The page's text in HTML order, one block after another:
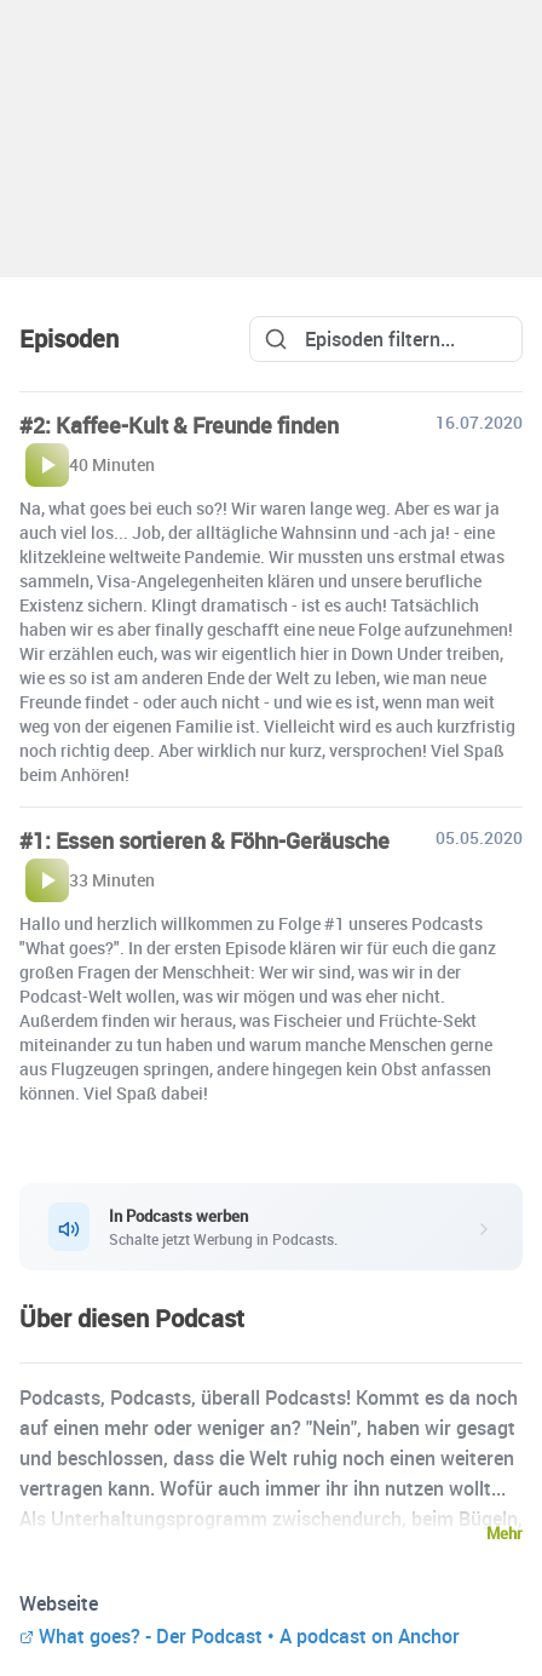
Episoden
#2: Kaffee-Kult & Freunde finden
16.07.2020
40 Minuten
Na, what goes bei euch so?! Wir waren lange weg. Aber es war ja
auch viel los... Job, der alltägliche Wahnsinn und -ach ja! - eine
klitzekleine weltweite Pandemie. Wir mussten uns erstmal etwas
sammeln, Visa-Angelegenheiten klären und unsere berufliche
Existenz sichern. Klingt dramatisch - ist es auch! Tatsächlich
haben wir es aber finally geschafft eine neue Folge aufzunehmen!
Wir erzählen euch, was wir eigentlich hier in Down Under treiben,
wie es so ist am anderen Ende der Welt zu leben, wie man neue
Freunde findet - oder auch nicht - und wie es ist, wenn man weit
weg von der eigenen Familie ist. Vielleicht wird es auch kurzfristig
noch richtig deep. Aber wirklich nur kurz, versprochen! Viel Spaß
beim Anhören!
#1: Essen sortieren & Föhn-Geräusche
05.05.2020
33 Minuten
Hallo und herzlich willkommen zu Folge #1 unseres Podcasts
"What goes?". In der ersten Episode klären wir für euch die ganz
großen Fragen der Menschheit: Wer wir sind, was wir in der
Podcast-Welt wollen, was wir mögen und was eher nicht.
Außerdem finden wir heraus, was Fischeier und Früchte-Sekt
miteinander zu tun haben und warum manche Menschen gerne
aus Flugzeugen springen, andere hingegen kein Obst anfassen
können. Viel Spaß dabei!
In Podcasts werben
Schalte jetzt Werbung in Podcasts.
Über diesen Podcast
Podcasts, Podcasts, überall Podcasts! Kommt es da noch
auf einen mehr oder weniger an? "Nein", haben wir gesagt
und beschlossen, dass die Welt ruhig noch einen weiteren
vertragen kann. Wofür auch immer ihr ihn nutzen wollt...
Als Unterhaltungsprogramm zwischendurch, beim Bügeln,
Worüber wir sprechen? Alles und Nichts!
Mehr
Webseite
What goes? - Der Podcast • A podcast on Anchor